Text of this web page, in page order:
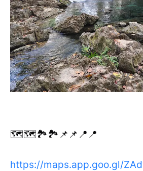
🗺️🗺️🏞️🏞️📌📌📍📍
https://maps.app.goo.gl/